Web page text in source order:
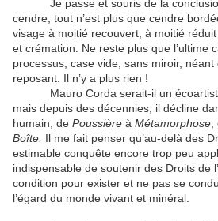
Je passe et souris de la
cendre, tout n’est plus que cendre
visage à moitié recouvert, à moitié
et crémation. Ne reste plus que l’ultime
processus, case vide, sans miroir,
reposant. Il n’y a plus rien !
Mauro Corda serait-il un
mais depuis des décennies, il décline
humain, de Poussière à Métamorphose
Boîte. Il me fait penser qu’au-delà des
estimable conquête encore trop peu
indispensable de soutenir des Droits de
condition pour exister et ne pas se
l’égard du monde vivant et minéral.